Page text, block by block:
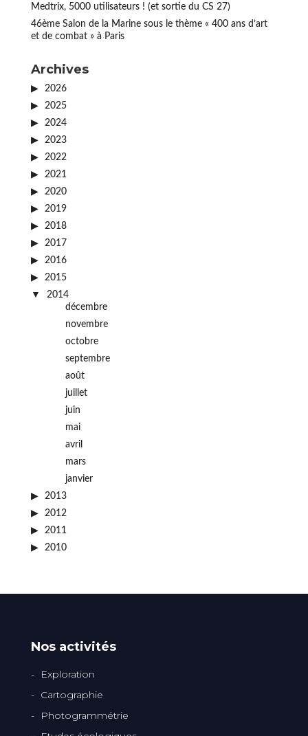
Medtrix, 5000 utilisateurs ! (et sortie du CS 27)
46ème Salon de la Marine sous le thème « 400 ans d’art
et de combat » à Paris
Archives
2026
2025
2024
2023
2022
2021
2020
2019
2018
2017
2016
2015
2014
décembre
novembre
octobre
septembre
août
juillet
juin
mai
avril
mars
janvier
2013
2012
2011
2010
Nos activités
Exploration
Cartographie
Photogrammétrie